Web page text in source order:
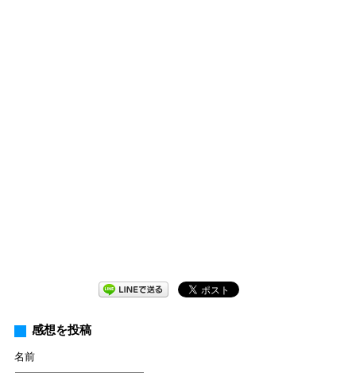
感想を投稿
名前